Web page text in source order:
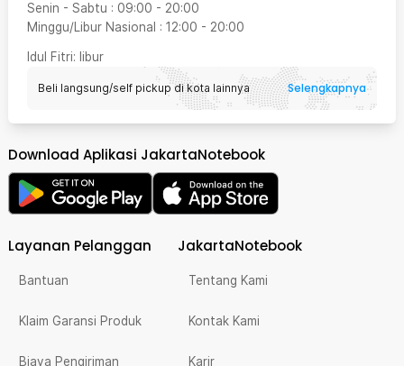
Senin - Sabtu : 09:00 - 20:00
Minggu/Libur Nasional : 12:00 - 20:00
Idul Fitri: libur
Beli langsung/self pickup di kota lainnya Selengkapnya
Download Aplikasi JakartaNotebook
Layanan Pelanggan
Bantuan
Klaim Garansi Produk
Biaya Pengiriman
JakartaNotebook
Tentang Kami
Kontak Kami
Karir